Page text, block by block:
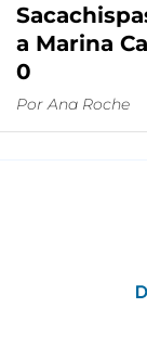
a Marina
0
Por Ana Roche